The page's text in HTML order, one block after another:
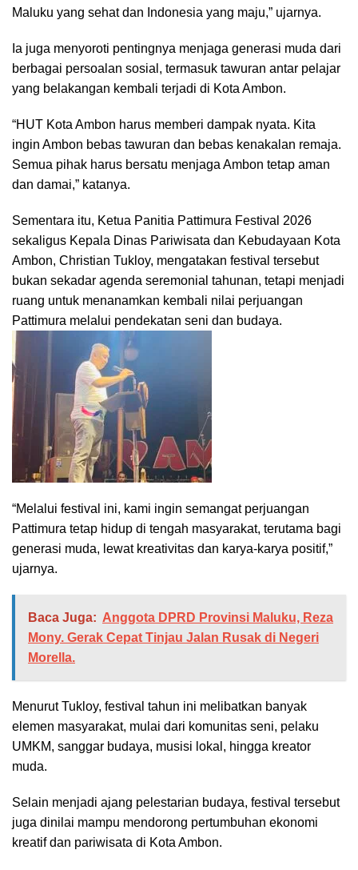
Maluku yang sehat dan Indonesia yang maju,” ujarnya.
Ia juga menyoroti pentingnya menjaga generasi muda dari
berbagai persoalan sosial, termasuk tawuran antar pelajar
yang belakangan kembali terjadi di Kota Ambon.
“HUT Kota Ambon harus memberi dampak nyata. Kita
ingin Ambon bebas tawuran dan bebas kenakalan remaja.
Semua pihak harus bersatu menjaga Ambon tetap aman
dan damai,” katanya.
Sementara itu, Ketua Panitia Pattimura Festival 2026
sekaligus Kepala Dinas Pariwisata dan Kebudayaan Kota
Ambon, Christian Tukloy, mengatakan festival tersebut
bukan sekadar agenda seremonial tahunan, tetapi menjadi
ruang untuk menanamkan kembali nilai perjuangan
Pattimura melalui pendekatan seni dan budaya.
“Melalui festival ini, kami ingin semangat perjuangan
Pattimura tetap hidup di tengah masyarakat, terutama bagi
generasi muda, lewat kreativitas dan karya-karya positif,”
ujarnya.
Baca Juga: Anggota DPRD Provinsi Maluku, Reza
Mony. Gerak Cepat Tinjau Jalan Rusak di Negeri
Morella.
Menurut Tukloy, festival tahun ini melibatkan banyak
elemen masyarakat, mulai dari komunitas seni, pelaku
UMKM, sanggar budaya, musisi lokal, hingga kreator
muda.
Selain menjadi ajang pelestarian budaya, festival tersebut
juga dinilai mampu mendorong pertumbuhan ekonomi
kreatif dan pariwisata di Kota Ambon.